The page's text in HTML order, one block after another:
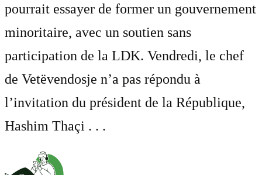
pourrait essayer de former un gouvernement
minoritaire, avec un soutien sans
participation de la LDK. Vendredi, le chef
de Vetëvendosje n’a pas répondu à
l’invitation du président de la République,
Hashim Thaçi . . .